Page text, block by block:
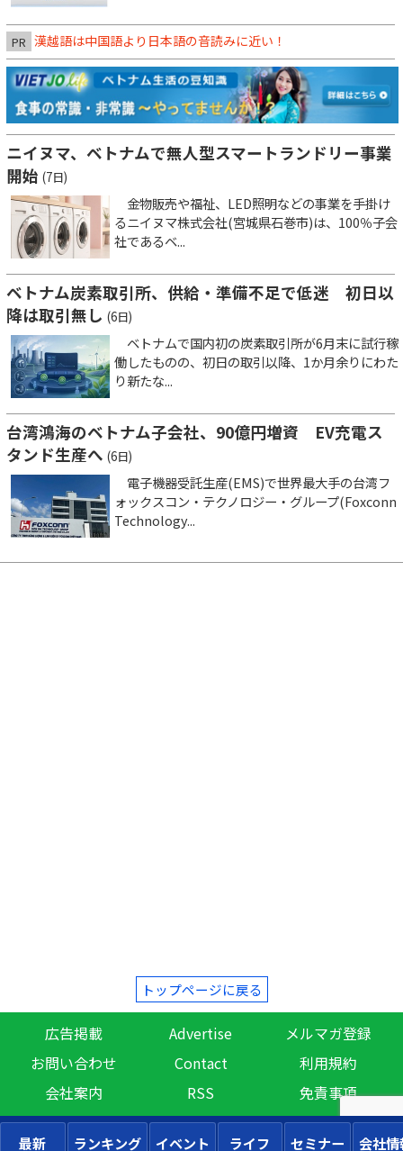
PR 漢越語は中国語より日本語の音読みに近い！
ニイヌマ、ベトナムで無人型スマートランドリー事業
開始 (7日)
金物販売や福祉、LED照明などの事業を手掛け
るニイヌマ株式会社(宮城県石巻市)は、100％子会
社であるベ...
ベトナム炭素取引所、供給・準備不足で低迷 初日以
降は取引無し (6日)
ベトナムで国内初の炭素取引所が6月末に試行稼
働したものの、初日の取引以降、1か月余りにわた
り新たな...
台湾鴻海のベトナム子会社、90億円増資 EV充電ス
タンド生産へ (6日)
電子機器受託生産(EMS)で世界最大手の台湾フ
ォックスコン・テクノロジー・グループ(Foxconn
Technology...
トップページに戻る
広告掲載 Advertise
メルマガ登録
お問い合わせ
Contact
利用規約
会社案内
RSS 免責事項
最新 ランキング イベント ライフ セミナー 会社